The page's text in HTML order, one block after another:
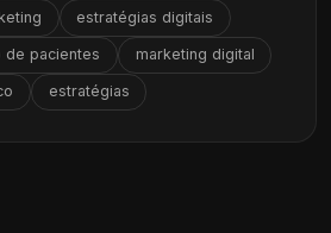
estratégias digitais
de pacientes marketing digital
estratégias